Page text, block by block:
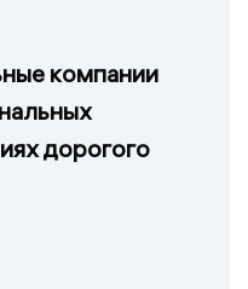
компании
дорогого